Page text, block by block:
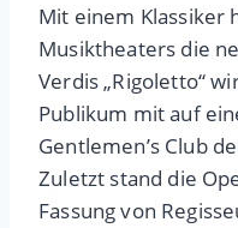
Mit einem Klassiker
Musiktheaters die
Verdis „Rigoletto“
Publikum mit auf
Gentlemen’s Club
Zuletzt stand die
Fassung von